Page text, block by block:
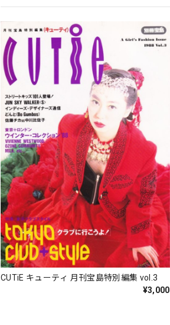
CUTiE キューティ 月刊宝島特別編集 vol.3
¥3,000